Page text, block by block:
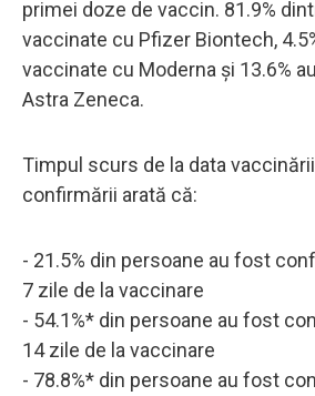
primei doze de vaccin. 81.9%
vaccinate cu Pfizer Biontech,
vaccinate cu Moderna și 13.6%
Astra Zeneca.
Timpul scurs de la data
confirmării arată că:
- 21.5% din persoane au fost
7 zile de la vaccinare
- 54.1%* din persoane au fost
14 zile de la vaccinare
- 78.8%* din persoane au fost